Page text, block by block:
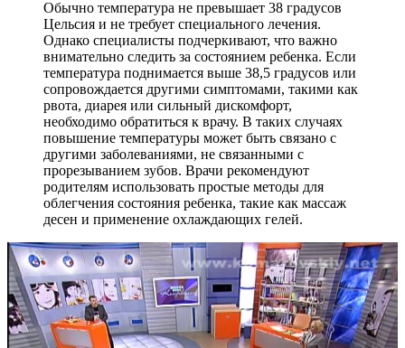
Обычно температура не превышает 38 градусов
Цельсия и не требует специального лечения.
Однако специалисты подчеркивают, что важно
внимательно следить за состоянием ребенка. Если
температура поднимается выше 38,5 градусов или
сопровождается другими симптомами, такими как
рвота, диарея или сильный дискомфорт,
необходимо обратиться к врачу. В таких случаях
повышение температуры может быть связано с
другими заболеваниями, не связанными с
прорезыванием зубов. Врачи рекомендуют
родителям использовать простые методы для
облегчения состояния ребенка, такие как массаж
десен и применение охлаждающих гелей.